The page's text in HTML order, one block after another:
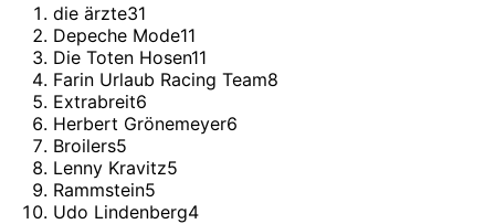
die ärzte31
Depeche Mode11
Die Toten Hosen11
Farin Urlaub Racing Team8
Extrabreit6
Herbert Grönemeyer6
Broilers5
Lenny Kravitz5
Rammstein5
Udo Lindenberg4